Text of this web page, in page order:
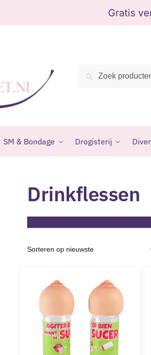
Gratis
Zoeken
naar:
Zoeken
SM & Bondage Drogisterij
Drinkflessen